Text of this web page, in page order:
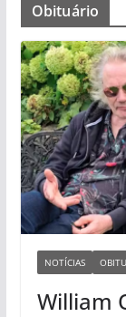
Obituário
NOTÍCIAS
William